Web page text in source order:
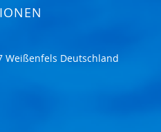
Weißenfels Deutschland